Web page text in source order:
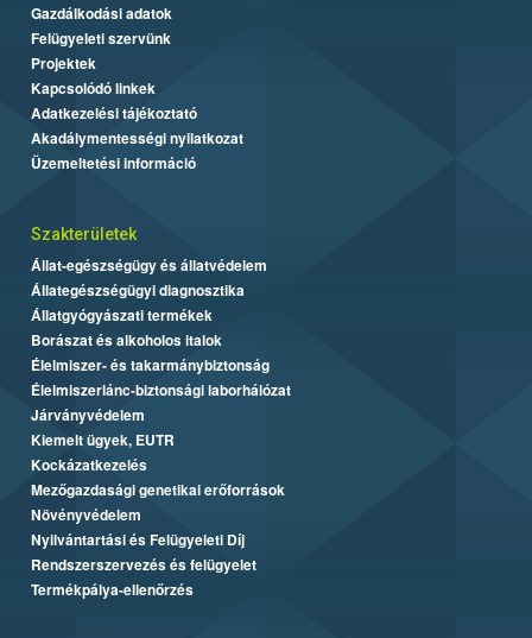
Gazdálkodási adatok
Felügyeleti szervünk
Projektek
Kapcsolódó linkek
Adatkezelési tájékoztató
Akadálymentességi nyilatkozat
Üzemeltetési információ
Szakterületek
Állat-egészségügy és állatvédelem
Állategészségügyi diagnosztika
Állatgyógyászati termékek
Borászat és alkoholos italok
Élelmiszer- és takarmánybiztonság
Élelmiszerlánc-biztonsági laborhálózat
Járványvédelem
Kiemelt ügyek, EUTR
Kockázatkezelés
Mezőgazdasági genetikai erőforrások
Növényvédelem
Nyilvántartási és Felügyeleti Díj
Rendszerszervezés és felügyelet
Termékpálya-ellenőrzés